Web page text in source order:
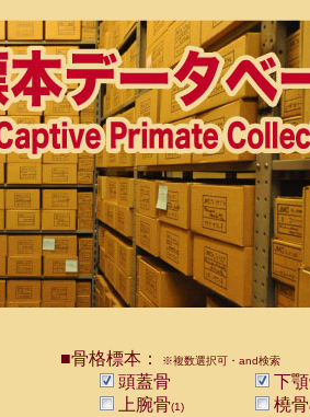
■骨格標本： ※複数選択可・and検索
頭蓋骨
下
上腕骨(1) 橈骨